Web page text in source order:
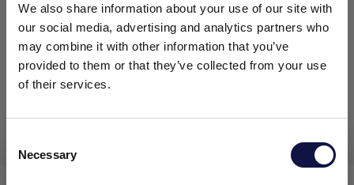
We also share information about your use of our site with
our social media, advertising and analytics partners who
may combine it with other information that you’ve
provided to them or that they’ve collected from your use
of their services.
Selection
Necessary
El presente sitio web está dirigido a un público empresarial.